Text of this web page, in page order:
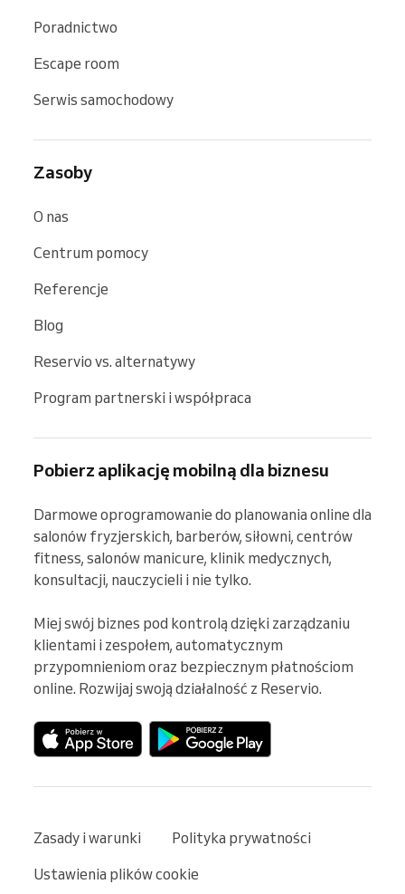
Poradnictwo
Escape room
Serwis samochodowy
Zasoby
O nas
Centrum pomocy
Referencje
Blog
Reservio vs. alternatywy
Program partnerski i współpraca
Pobierz aplikację mobilną dla biznesu
Darmowe oprogramowanie do planowania online dla
salonów fryzjerskich, barberów, siłowni, centrów
fitness, salonów manicure, klinik medycznych,
konsultacji, nauczycieli i nie tylko.
Miej swój biznes pod kontrolą dzięki zarządzaniu
klientami i zespołem, automatycznym
przypomnieniom oraz bezpiecznym płatnościom
online. Rozwijaj swoją działalność z Reservio.
Zasady i warunki
Polityka prywatności
Ustawienia plików cookie